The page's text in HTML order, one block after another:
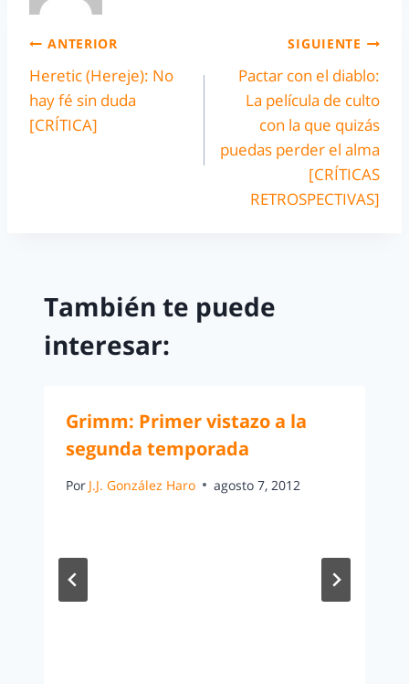
ANTERIOR
Heretic (Hereje): No
hay fé sin duda
[CRÍTICA]
SIGUIENTE
Pactar con el diablo:
La película de culto
con la que quizás
puedas perder el alma
[CRÍTICAS
RETROSPECTIVAS]
También te puede
interesar:
Grimm: Primer vistazo a la
segunda temporada
Por J.J. González Haro agosto 7, 2012